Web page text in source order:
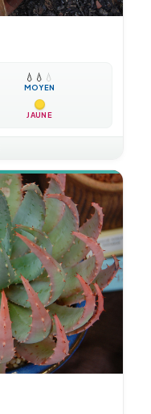
💧 💧 💧
MOYEN
JAUNE